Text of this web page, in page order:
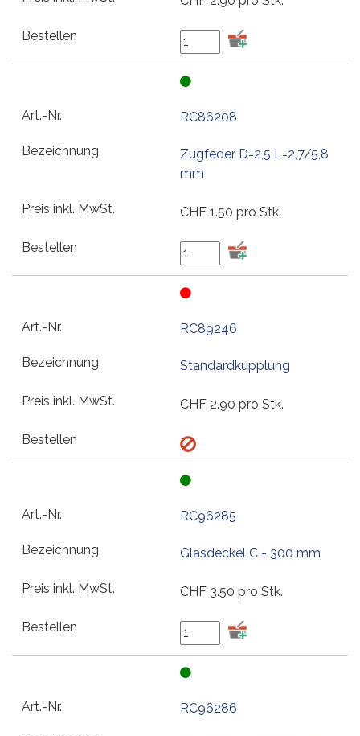
RC86208
Zugfeder D=2,5 L=2,7/5,8
mm
CHF 1.50 pro Stk.
RC89246
Standardkupplung
CHF 2.90 pro Stk.
RC96285
Glasdeckel C - 300 mm
CHF 3.50 pro Stk.
RC96286